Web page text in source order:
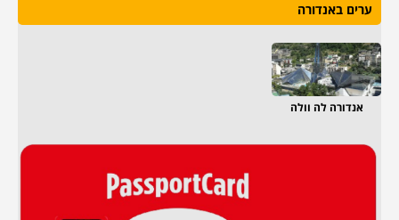
ערים באנדורה
אנדורה לה וולה